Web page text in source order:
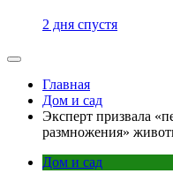
2 дня спустя
Главная
Дом и сад
Эксперт призвала
размножения»
Дом и сад